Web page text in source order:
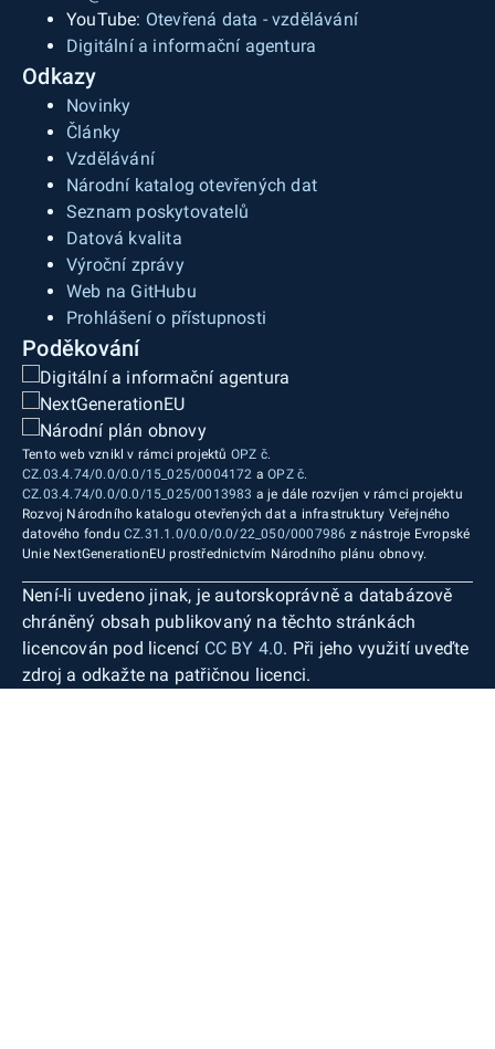
YouTube: Otevřená data - vzdělávání
Digitální a informační agentura
Odkazy
Novinky
Články
Vzdělávání
Národní katalog otevřených dat
Seznam poskytovatelů
Datová kvalita
Výroční zprávy
Web na GitHubu
Prohlášení o přístupnosti
Poděkování
Tento web vznikl v rámci projektů OPZ č.
CZ.03.4.74/0.0/0.0/15_025/0004172 aOPZ č.
CZ.03.4.74/0.0/0.0/15_025/0013983 a je dále rozvíjen v rámci projektu
Rozvoj Národního katalogu otevřených dat a infrastruktury Veřejného
datového fondu CZ.31.1.0/0.0/0.0/22_050/0007986 z nástroje Evropské
Unie NextGenerationEU prostřednictvím Národního plánu obnovy.
Není-li uvedeno jinak, je autorskoprávně a databázově
chráněný obsah publikovaný na těchto stránkách
licencován pod licencí CC BY 4.0. Při jeho využití uveďte
zdroj a odkažte na patřičnou licenci.